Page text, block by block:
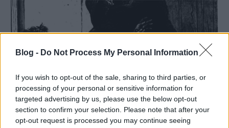
Blog - Do Not Process My Personal Information
If you wish to opt-out of the sale, sharing to third parties, or
processing of your personal or sensitive information for
targeted advertising by us, please use the below opt-out
section to confirm your selection. Please note that after your
opt-out request is processed you may continue seeing